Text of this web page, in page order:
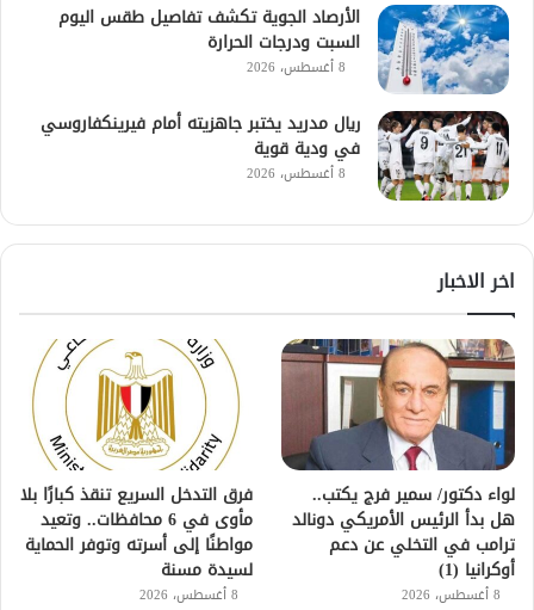
الأرصاد الجوية تكشف تفاصيل طقس اليوم
السبت ودرجات الحرارة
8 أغسطس، 2026
ريال مدريد يختبر جاهزيته أمام فيرينكفاروسي
في ودية قوية
8 أغسطس، 2026
اخر الاخبار
لواء دكتور/ سمير فرج يكتب..
هل بدأ الرئيس الأمريكي دونالد
ترامب في التخلي عن دعم
أوكرانيا (1)
8 أغسطس، 2026
فرق التدخل السريع تنقذ كبارًا بلا
مأوى في 6 محافظات.. وتعيد
مواطنًا إلى أسرته وتوفر الحماية
لسيدة مسنة
8 أغسطس، 2026